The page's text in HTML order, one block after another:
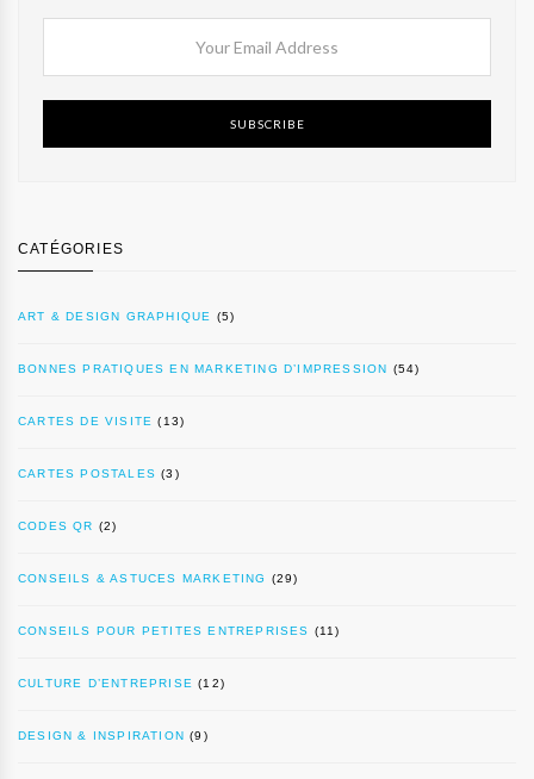
SUBSCRIBE
CATÉGORIES
ART & DESIGN GRAPHIQUE (5)
BONNES PRATIQUES EN MARKETING D’IMPRESSION (54)
CARTES DE VISITE (13)
CARTES POSTALES (3)
CODES QR (2)
CONSEILS & ASTUCES MARKETING (29)
CONSEILS POUR PETITES ENTREPRISES (11)
CULTURE D’ENTREPRISE (12)
DESIGN & INSPIRATION (9)